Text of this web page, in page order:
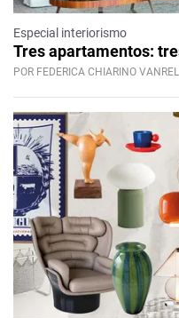
Especial interiorismo
Tres apartamentos:
POR FEDERICA CHIARINO